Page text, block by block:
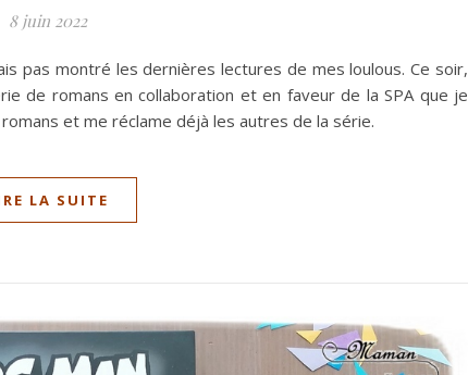
8 juin 2022
pas montré les dernières lectures de mes loulous. Ce soir,
de romans en collaboration et en faveur de la SPA que je
et me réclame déjà les autres de la série.
LA SUITE